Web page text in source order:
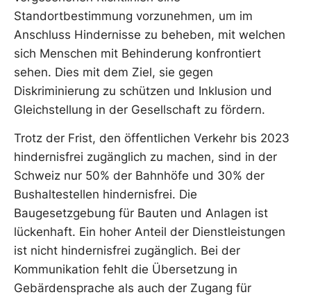
Standortbestimmung vorzunehmen, um im
Anschluss Hindernisse zu beheben, mit welchen
sich Menschen mit Behinderung konfrontiert
sehen. Dies mit dem Ziel, sie gegen
Diskriminierung zu schützen und Inklusion und
Gleichstellung in der Gesellschaft zu fördern.
Trotz der Frist, den öffentlichen Verkehr bis 2023
hindernisfrei zugänglich zu machen, sind in der
Schweiz nur 50% der Bahnhöfe und 30% der
Bushaltestellen hindernisfrei. Die
Baugesetzgebung für Bauten und Anlagen ist
lückenhaft. Ein hoher Anteil der Dienstleistungen
ist nicht hindernisfrei zugänglich. Bei der
Kommunikation fehlt die Übersetzung in
Gebärdensprache als auch der Zugang für